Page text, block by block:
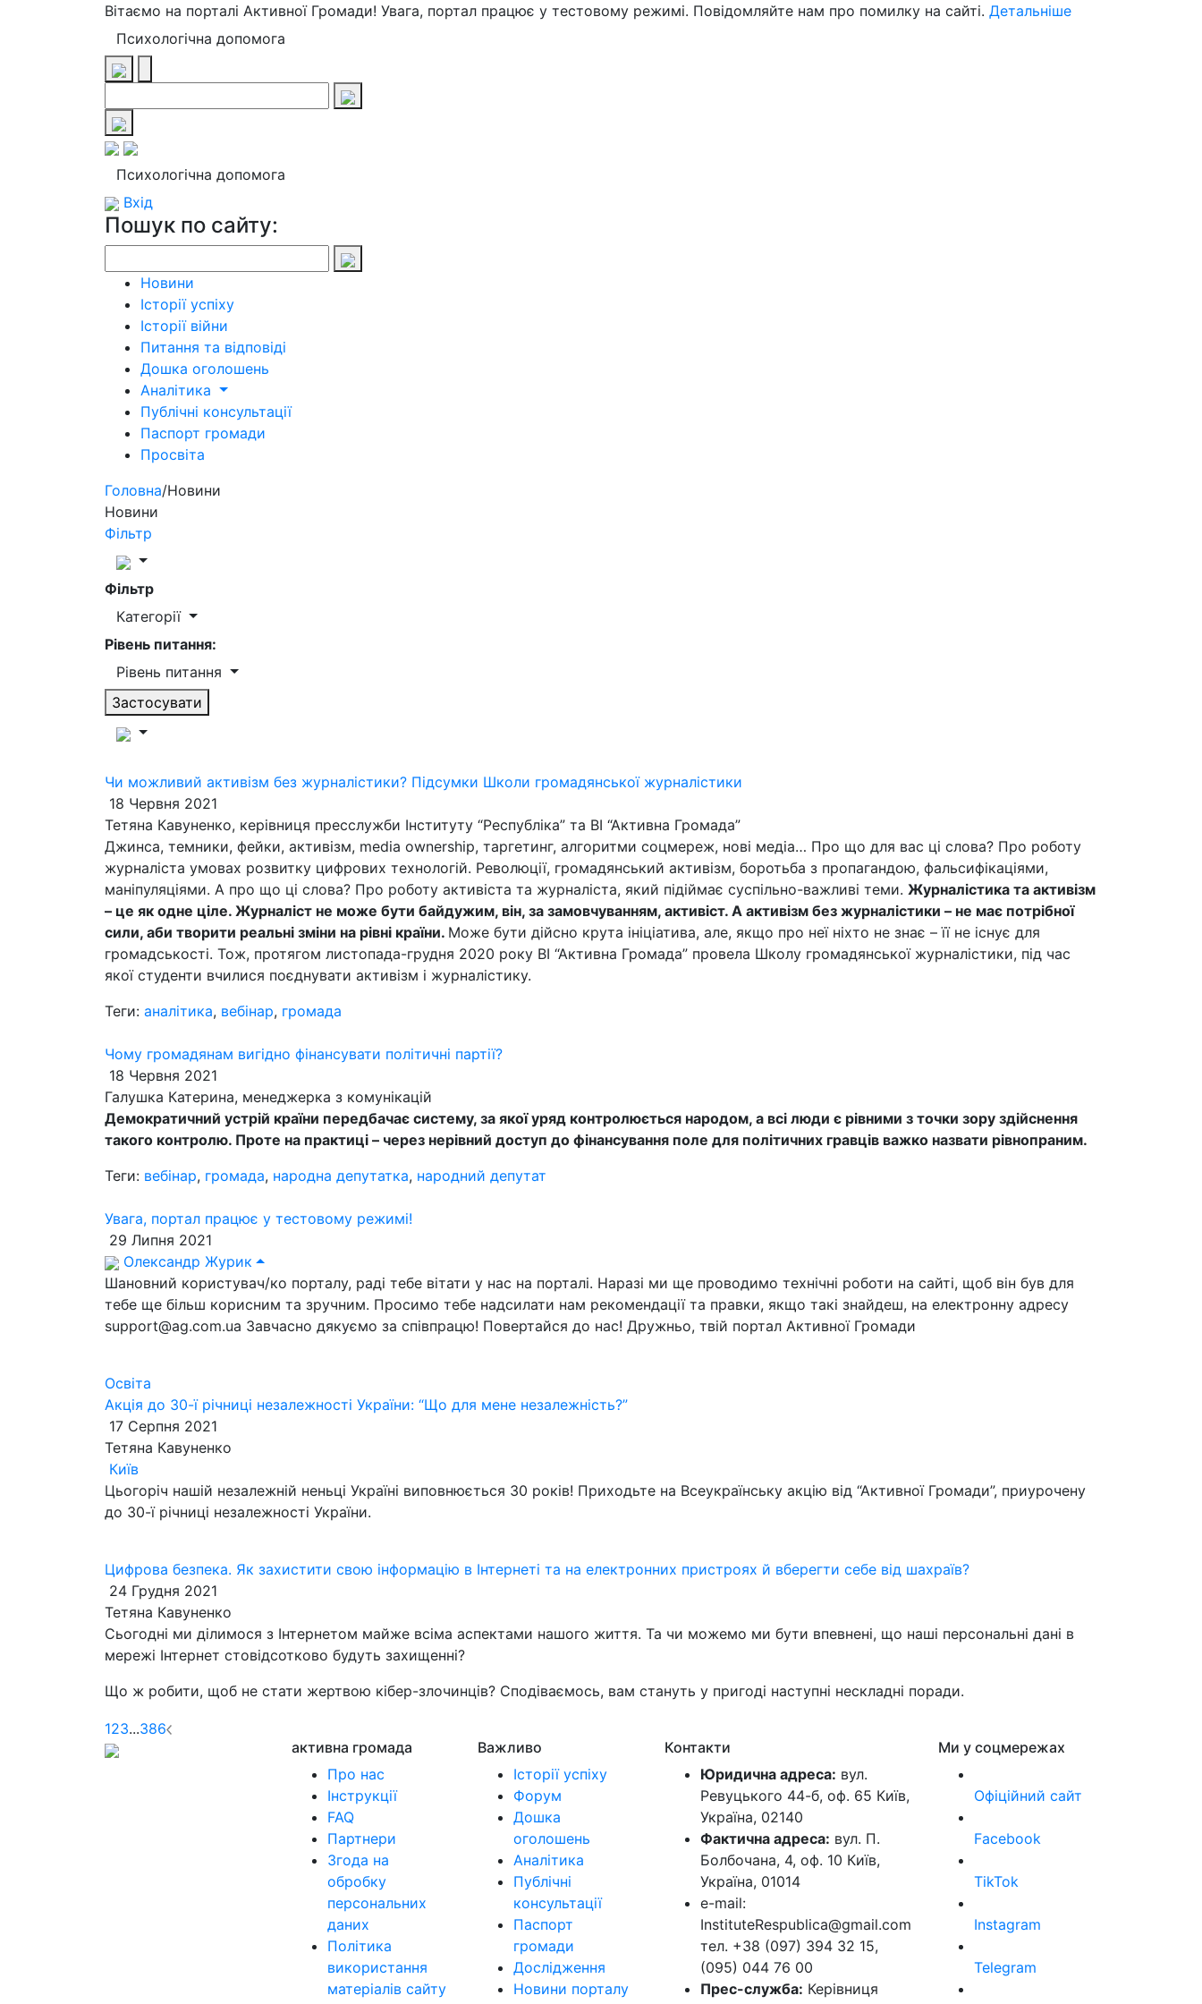
Вітаємо на порталі Активної Громади! Увага, портал працює у тестовому режимі. Повідомляйте нам про помилку на сайті. Детальніше
Психологічна допомога
Психологічна допомога
Вхід
Пошук по сайту:
Новини
Історії успіху
Історії війни
Питання та відповіді
Дошка оголошень
Аналітика
Публічні консультації
Паспорт громади
Просвіта
Головна/Новини
Новини
Фільтр
Фільтр
Категорії
Рівень питання:
Рівень питання
Застосувати
Чи можливий активізм без журналістики? Підсумки Школи громадянської журналістики
18 Червня 2021
Тетяна Кавуненко, керівниця пресслужби Інституту “Республіка” та ВІ “Активна Громада”
Джинса, темники, фейки, активізм, media ownership, таргетинг, алгоритми соцмереж, нові медіа… Про що для вас ці слова? Про роботу
журналіста умовах розвитку цифрових технологій. Революції, громадянський активізм, боротьба з пропагандою, фальсифікаціями,
маніпуляціями. А про що ці слова? Про роботу активіста та журналіста, який підіймає суспільно-важливі теми. Журналістика та активізм
– це як одне ціле. Журналіст не може бути байдужим, він, за замовчуванням, активіст. А активізм без журналістики – не має потрібної
сили, аби творити реальні зміни на рівні країни. Може бути дійсно крута ініціатива, але, якщо про неї ніхто не знає – її не існує для
громадськості. Тож, протягом листопада-грудня 2020 року ВІ “Активна Громада” провела Школу громадянської журналістики, під час
якої студенти вчилися поєднувати активізм і журналістику.
Теги: аналітика, вебінар, громада
Чому громадянам вигідно фінансувати політичні партії?
18 Червня 2021
Галушка Катерина, менеджерка з комунікацій
Демократичний устрій країни передбачає систему, за якої уряд контролюється народом, а всі люди є рівними з точки зору здійснення
такого контролю. Проте на практиці – через нерівний доступ до фінансування поле для політичних гравців важко назвати рівнопраним.
Теги: вебінар, громада, народна депутатка, народний депутат
Увага, портал працює у тестовому режимі!
29 Липня 2021
Олександр Журик
Шановний користувач/ко порталу, раді тебе вітати у нас на порталі. Наразі ми ще проводимо технічні роботи на сайті, щоб він був для
тебе ще більш корисним та зручним. Просимо тебе надсилати нам рекомендації та правки, якщо такі знайдеш, на електронну адресу
support@ag.com.ua Завчасно дякуємо за співпрацю! Повертайся до нас! Дружньо, твій портал Активної Громади
Освіта
Акція до 30-ї річниці незалежності України: “Що для мене незалежність?”
17 Серпня 2021
Тетяна Кавуненко
Київ
Цьогоріч нашій незалежній неньці Україні виповнюється 30 років! Приходьте на Всеукраїнську акцію від “Активної Громади”, приурочену
до 30-ї річниці незалежності України.
Цифрова безпека. Як захистити свою інформацію в Інтернеті та на електронних пристроях й вберегти себе від шахраїв?
24 Грудня 2021
Тетяна Кавуненко
Сьогодні ми ділимося з Інтернетом майже всіма аспектами нашого життя. Та чи можемо ми бути впевнені, що наші персональні дані в
мережі Інтернет стовідсотково будуть захищенні?
Що ж робити, щоб не стати жертвою кібер-злочинців? Сподіваємось, вам стануть у пригоді наступні нескладні поради.
123...386
активна громада
Про нас
Інструкції
FAQ
Партнери
Згода на
обробку
персональних
даних
Політика
використання
матеріалів сайту
Важливо
Історії успіху
Форум
Дошка
оголошень
Аналітика
Публічні
консультації
Паспорт
громади
Дослідження
Новини порталу
Контакти
Юридична адреса: вул.
Ревуцького 44-б, оф. 65 Київ,
Україна, 02140
Фактична адреса: вул. П.
Болбочана, 4, оф. 10 Київ,
Україна, 01014
e-mail:
InstituteRespublica@gmail.com
тел. +38 (097) 394 32 15,
(095) 044 76 00
Прес-служба: Керівниця
Ми у соцмережах
Офіційний сайт
Facebook
TikTok
Instagram
Telegram